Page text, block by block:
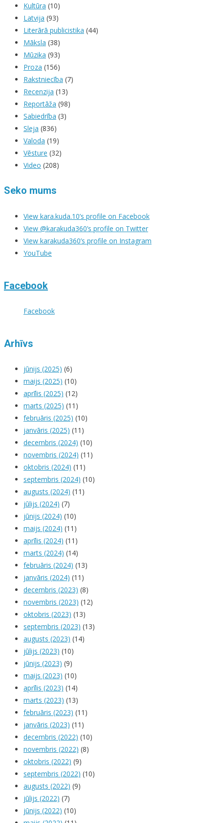
Kultūra (10)
Latvija (93)
Literārā publicistika (44)
Māksla (38)
Mūzika (93)
Proza (156)
Rakstniecība (7)
Recenzija (13)
Reportāža (98)
Sabiedrība (3)
Sleja (836)
Valoda (19)
Vēsture (32)
Video (208)
Seko mums
View kara.kuda.10’s profile on Facebook
View @karakuda360’s profile on Twitter
View karakuda360’s profile on Instagram
YouTube
Facebook
Facebook
Arhīvs
jūnijs (2025) (6)
maijs (2025) (10)
aprīlis (2025) (12)
marts (2025) (11)
februāris (2025) (10)
janvāris (2025) (11)
decembris (2024) (10)
novembris (2024) (11)
oktobris (2024) (11)
septembris (2024) (10)
augusts (2024) (11)
jūlijs (2024) (7)
jūnijs (2024) (10)
maijs (2024) (11)
aprīlis (2024) (11)
marts (2024) (14)
februāris (2024) (13)
janvāris (2024) (11)
decembris (2023) (8)
novembris (2023) (12)
oktobris (2023) (13)
septembris (2023) (13)
augusts (2023) (14)
jūlijs (2023) (10)
jūnijs (2023) (9)
maijs (2023) (10)
aprīlis (2023) (14)
marts (2023) (13)
februāris (2023) (11)
janvāris (2023) (11)
decembris (2022) (10)
novembris (2022) (8)
oktobris (2022) (9)
septembris (2022) (10)
augusts (2022) (9)
jūlijs (2022) (7)
jūnijs (2022) (10)